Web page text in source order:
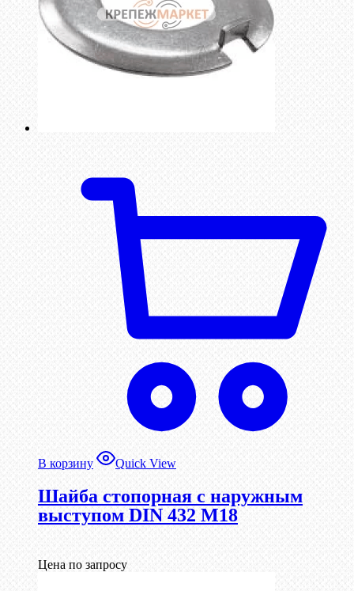
В корзину Quick View
Шайба стопорная с наружным
выступом DIN 432 М18
Цена по запросу